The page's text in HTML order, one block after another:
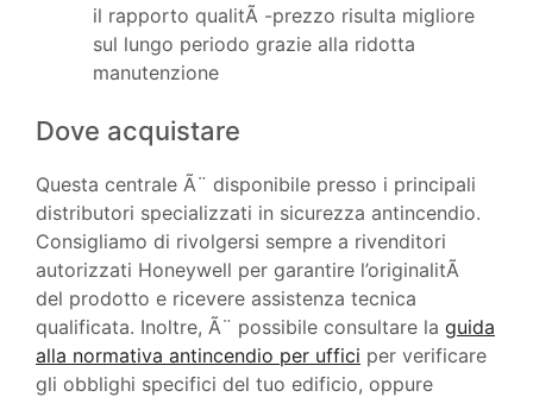
il rapporto qualitÃ -prezzo risulta migliore
sul lungo periodo grazie alla ridotta
manutenzione
Dove acquistare
Questa centrale Ã¨ disponibile presso i principali
distributori specializzati in sicurezza antincendio.
Consigliamo di rivolgersi sempre a rivenditori
autorizzati Honeywell per garantire l’originalitÃ
del prodotto e ricevere assistenza tecnica
qualificata. Inoltre, Ã¨ possibile consultare la guida
alla normativa antincendio per uffici per verificare
gli obblighi specifici del tuo edificio, oppure